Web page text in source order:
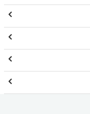



